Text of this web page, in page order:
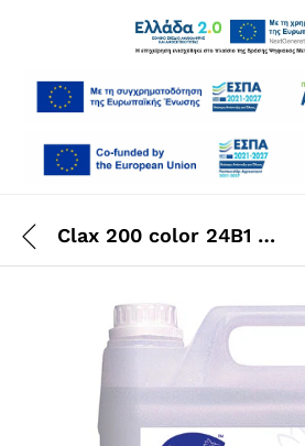
Clax 200 color 24B1 2×5 Lt